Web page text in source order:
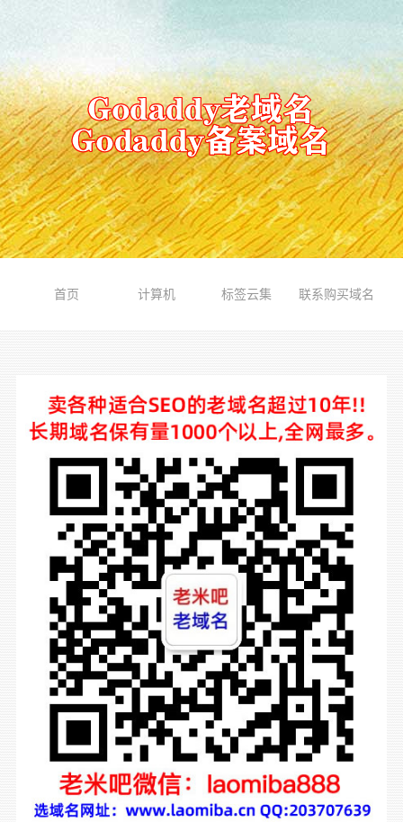
首页 计算机 标签云集 联系购买域名